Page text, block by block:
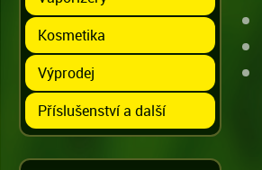
Kosmetika
Výprodej
Příslušenství a další